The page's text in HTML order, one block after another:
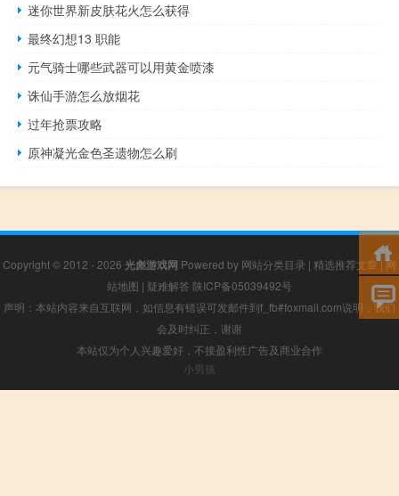
迷你世界新皮肤花火怎么获得
最终幻想13 职能
元气骑士哪些武器可以用黄金喷漆
诛仙手游怎么放烟花
过年抢票攻略
原神凝光金色圣遗物怎么刷
Copyright © 2012 - 2026 光彪游戏网 Powered by 网站分类目录 | 精选推荐文章|网
站地图 | 疑难解答 陕ICP备05039492号
声明：本站内容来自互联网，如信息有错误可发邮件到f_fb#foxmail.com说明，我们
会及时纠正，谢谢
本站仅为个人兴趣爱好，不接盈利性广告及商业合作
小男孩